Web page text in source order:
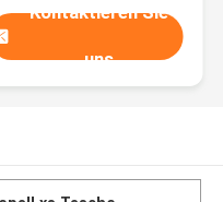
Kontaktieren Sie
uns